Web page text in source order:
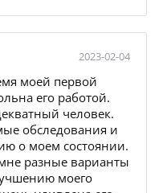
2023-02-04
моей первой
его работой.
человек.
обследования и
о моем состоянии.
разные варианты
моего